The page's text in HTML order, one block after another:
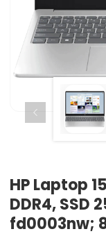
HP Laptop
DDR4, SSD
fd0003nw;